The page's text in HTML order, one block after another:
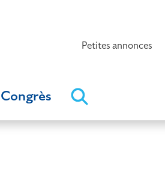
Petites annonces
Congrès